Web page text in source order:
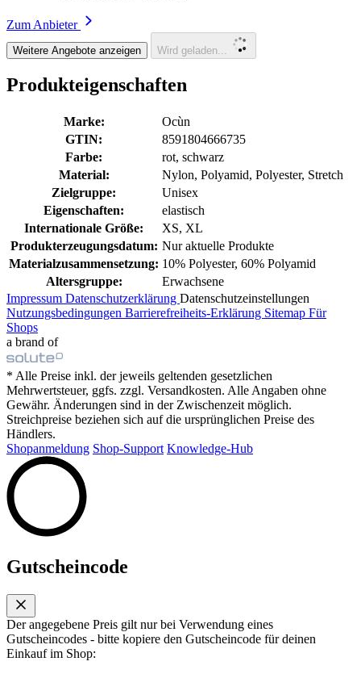
Zum Anbieter
Weitere Angebote anzeigen Wird geladen...
Produkteigenschaften
Marke:
Ocùn
GTIN:
8591804666735
Farbe:
rot, schwarz
Material:
Nylon, Polyamid, Polyester, Stretch
Zielgruppe:
Unisex
Eigenschaften:
elastisch
Internationale Größe:
XS, XL
Produkterzeugungsdatum: Nur aktuelle Produkte
Materialzusammensetzung: 10% Polyester, 60% Polyamid
Altersgruppe:
Erwachsene
Impressum Datenschutzerklärung Datenschutzeinstellungen
Nutzungsbedingungen Barrierefreiheits-Erklärung Sitemap Für
Shops
a brand of
* Alle Preise inkl. der jeweils geltenden gesetzlichen
Mehrwertsteuer, ggfs. zzgl. Versandkosten. Alle Angaben ohne
Gewähr. Änderungen sind in der Zwischenzeit möglich.
Streichpreise beziehen sich auf die ursprünglichen Preise des
Händlers.
Shopanmeldung Shop-Support Knowledge-Hub
Gutscheincode
Der angegebene Preis gilt nur bei Verwendung eines
Gutscheincodes - bitte kopiere den Gutscheincode für deinen
Einkauf im Shop: